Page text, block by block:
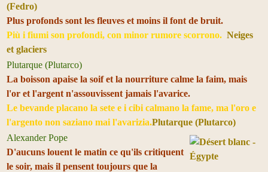
(Fedro)
Plus profonds sont les fleuves et moins il font de bruit.
Più i fiumi son profondi, con minor rumore scorrono. Neiges
et glaciers
Plutarque (Plutarco)
La boisson apaise la soif et la nourriture calme la faim, mais
l'or et l'argent n'assouvissent jamais l'avarice.
Le bevande placano la sete e i cibi calmano la fame, ma l'oro e
l'argento non saziano mai l'avarizia.Plutarque (Plutarco)
Alexander Pope
D'aucuns louent le matin ce qu'ils critiquent
le soir, mais il pensent toujours que la